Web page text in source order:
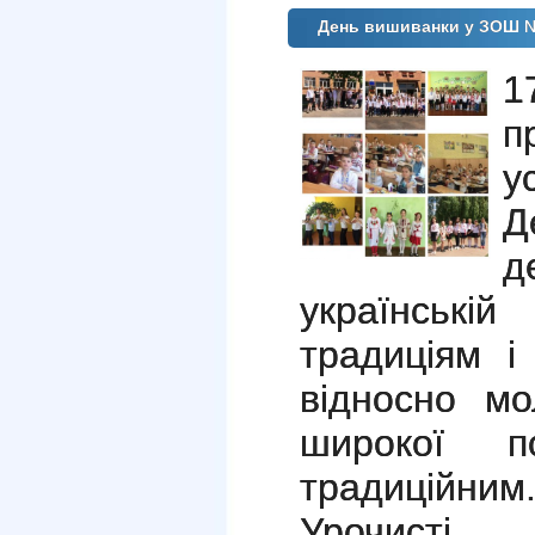
День вишиванки у ЗОШ
українській
традиціям
відносно
широкої
традиційним.